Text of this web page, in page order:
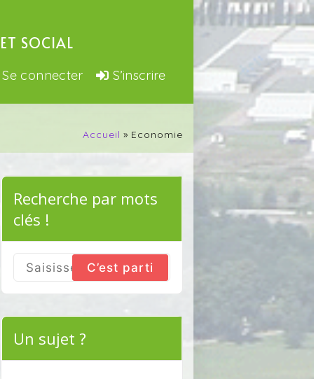
SOCIAL
Se connecter S’inscrire
Accueil Economie
Recherche par mots
clés !
Search
Un sujet ?